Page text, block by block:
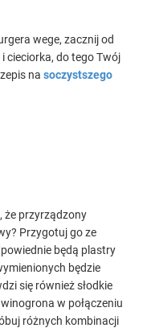
wege, zacznij od
cieciorka, do tego Twój
na soczystszego
że przyrządzony
Przygotuj go ze
będą plastry
będzie
się również słodkie
w połączeniu
różnych kombinacji